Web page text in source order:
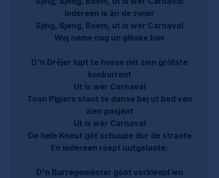
Iedereen is ân de zwier
Sjing, Sjeng, Boem, ut is wèr Carnaval
Wej néme nog un glèske bier
D'n Drêjer lupt te hosse mit zien grôtste
konkurrent
Ut is wèr Carnaval
Toon Pijpers staot te danse bej ut bed van
zien pasjent
Ut is wèr Carnaval
De hele Kneut gôt schuupe dur de straote
En iedereen roept uutgelaote:
D'n Burregemèster gôót verkleejd ien